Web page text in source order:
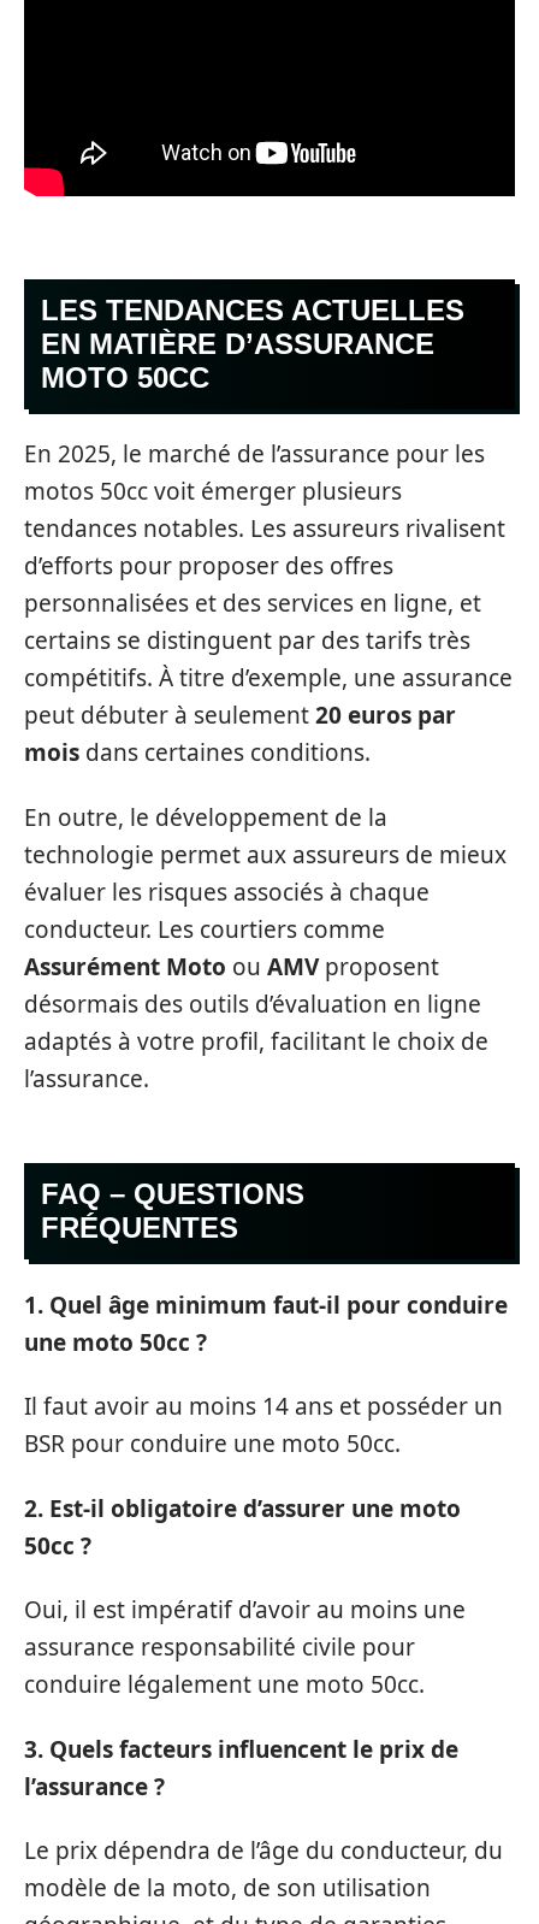
LES TENDANCES ACTUELLES
EN MATIÈRE D’ASSURANCE
MOTO 50CC
En 2025, le marché de l’assurance pour les
motos 50cc voit émerger plusieurs
tendances notables. Les assureurs rivalisent
d’efforts pour proposer des offres
personnalisées et des services en ligne, et
certains se distinguent par des tarifs très
compétitifs. À titre d’exemple, une assurance
peut débuter à seulement20 euros par
mois dans certaines conditions.
En outre, le développement de la
technologie permet aux assureurs de mieux
évaluer les risques associés à chaque
conducteur. Les courtiers comme
Assurément Moto ou AMVproposent
désormais des outils d’évaluation en ligne
adaptés à votre profil, facilitant le choix de
l’assurance.
FAQ – QUESTIONS
FRÉQUENTES
1. Quel âge minimum faut-il pour conduire
une moto 50cc ?
Il faut avoir au moins 14 ans et posséder un
BSR pour conduire une moto 50cc.
2. Est-il obligatoire d’assurer une moto
50cc ?
Oui, il est impératif d’avoir au moins une
assurance responsabilité civile pour
conduire légalement une moto 50cc.
3. Quels facteurs influencent le prix de
l’assurance ?
Le prix dépendra de l’âge du conducteur, du
modèle de la moto, de son utilisation